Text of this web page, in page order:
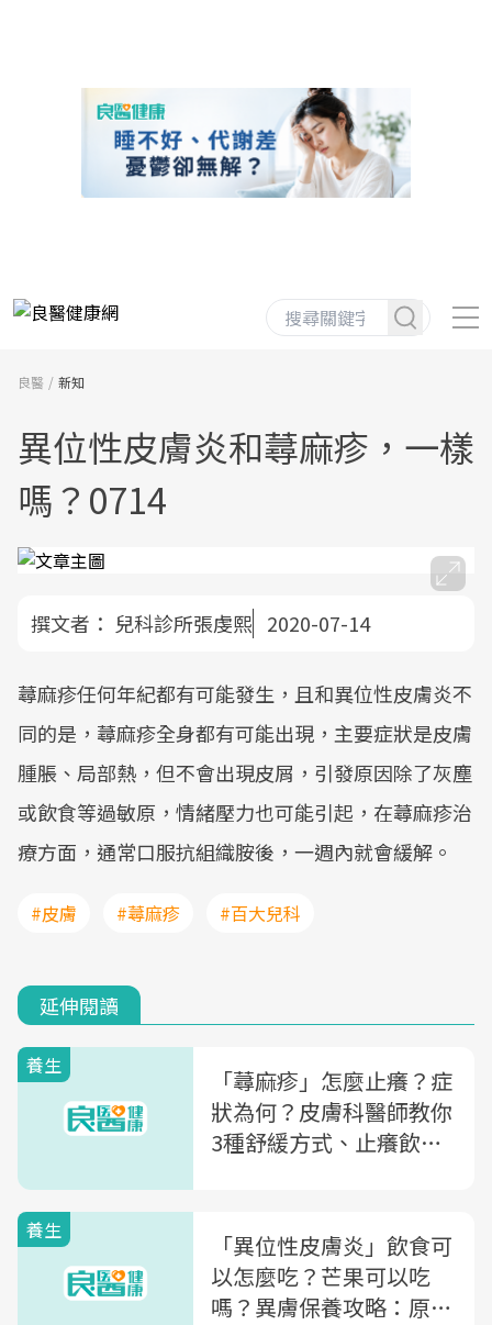
良醫 新知
異位性皮膚炎和蕁麻疹，一樣
嗎？0714
撰文者： 兒科診所張虔熙 2020-07-14
蕁麻疹任何年紀都有可能發生，且和異位性皮膚炎不
同的是，蕁麻疹全身都有可能出現，主要症狀是皮膚
腫脹、局部熱，但不會出現皮屑，引發原因除了灰塵
或飲食等過敏原，情緒壓力也可能引起，在蕁麻疹治
療方面，通常口服抗組織胺後，一週內就會緩解。
#皮膚 #蕁麻疹 #百大兒科
延伸閱讀
養生
「蕁麻疹」怎麼止癢？症
狀為何？皮膚科醫師教你
3種舒緩方式、止癢飲食
養生
「異位性皮膚炎」飲食可
以怎麼吃？芒果可以吃
嗎？異膚保養攻略：原來